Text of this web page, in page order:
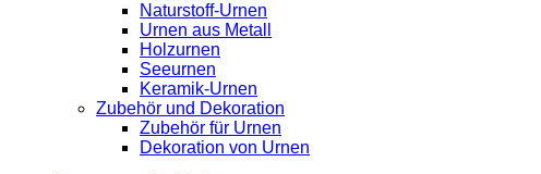
Naturstoff-Urnen
Urnen aus Metall
Holzurnen
Seeurnen
Keramik-Urnen
Zubehör und Dekoration
Zubehör für Urnen
Dekoration von Urnen